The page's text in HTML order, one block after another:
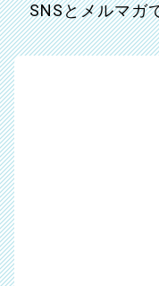
SNSとメルマガ